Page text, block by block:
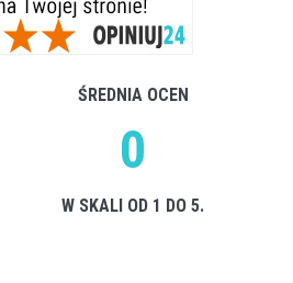
ŚREDNIA OCEN
0
W SKALI OD 1 DO 5.